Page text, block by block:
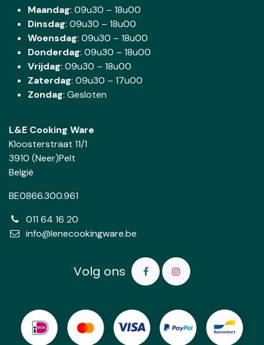
Maandag: 09u30 – 18u00
Dinsdag: 09u30 – 18u00
Woensdag: 09u30 – 18u00
Donderdag: 09u30 – 18u00
Vrijdag: 09u30 – 18u00
Zaterdag: 09u30 – 17u00
Zondag: Gesloten
L&E Cooking Ware
Kloosterstraat 11/1
3910 (Neer)Pelt
België
BE0866.300.961
011 64 16 20
info@lenecookingware.be
Volg ons